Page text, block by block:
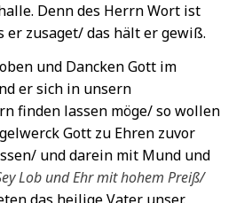
Denn des Herrn Wort ist
zusaget/ das hält er gewiß.
und Dancken Gott im
er sich in unsern
finden lassen möge/ so wollen
Gott zu Ehren zuvor
und darein mit Mund und
Lob und Ehr mit hohem Preiß/